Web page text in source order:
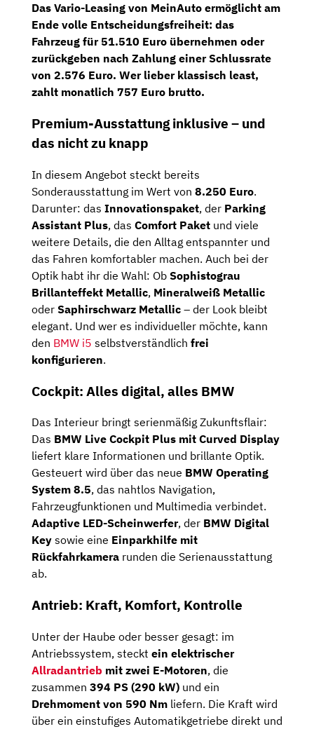
Das Vario-Leasing von MeinAuto ermöglicht am
Ende volle Entscheidungsfreiheit: das
Fahrzeug für51.510 Euro übernehmen oder
zurückgeben nach Zahlung einer Schlussrate
von 2.576 Euro. Wer lieber klassisch least,
zahlt monatlich 757 Euro brutto.
Premium-Ausstattung inklusive – und
das nicht zu knapp
In diesem Angebot steckt bereits
Sonderausstattung im Wert von 8.250 Euro.
Darunter: das Innovationspaket, der Parking
Assistant Plus, das Comfort Paket und viele
weitere Details, die den Alltag entspannter und
das Fahren komfortabler machen. Auch bei der
Optik habt ihr die Wahl: Ob Sophistograu
Brillanteffekt Metallic, Mineralweiß Metallic
oder Saphirschwarz Metallic – der Look bleibt
elegant. Und wer es individueller möchte, kann
den BMW i5 selbstverständlich frei
konfigurieren.
Cockpit: Alles digital, alles BMW
Das Interieur bringt serienmäßig Zukunftsflair:
Das BMW Live Cockpit Plus mit Curved Display
liefert klare Informationen und brillante Optik.
Gesteuert wird über das neue BMW Operating
System 8.5, das nahtlos Navigation,
Fahrzeugfunktionen und Multimedia verbindet.
Adaptive LED-Scheinwerfer, der BMW Digital
Key sowie eine Einparkhilfe mit
Rückfahrkamera runden die Serienausstattung
ab.
Antrieb: Kraft, Komfort, Kontrolle
Unter der Haube oder besser gesagt: im
Antriebssystem, steckt ein elektrischer
Allradantrieb mit zwei E-Motoren, die
zusammen 394 PS (290 kW) und ein
Drehmoment von 590 Nm liefern. Die Kraft wird
über ein einstufiges Automatikgetriebe direkt und